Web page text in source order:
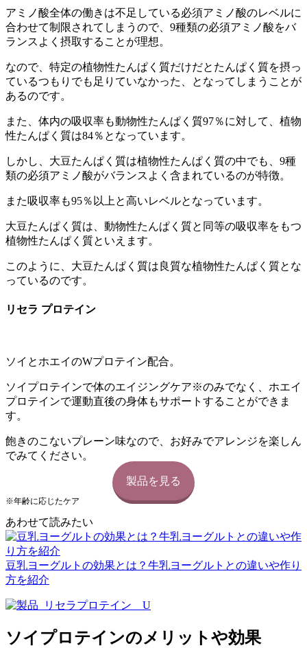
アミノ酸全体の働きは不足している必須アミノ酸のレベルに
合わせて制限されてしまうので、9種類の必須アミノ酸をバ
ランスよく摂取することが理想。
なので、特定の植物性たんぱく質だけだとたんぱく質を摂っ
ているつもりでも足りていなかった、となってしまうことが
あるのです。
また、体内の吸収率も動物性たんぱく質97％に対して、植物
性たんぱく質は84％ となっています。
しかし、大豆たんぱく質は植物性たんぱく質の中でも、9種
類の必須アミノ酸がバランスよく含まれているのが特徴。
また吸収率も95％以上 と高いレベルとなっています。
大豆たんぱく質は、動物性たんぱく質と同等の吸収率をもつ
植物性たんぱく質といえます。
このように、大豆たんぱく質は良質な植物性たんぱく質とな
っているのです。
リセラ プロテイン
ソイとホエイのWプロテイン配合。
ソイプロテインで体のエイジングケア※のみでなく、ホエイ
プロテインで運動直後の身体もサポートすることができま
す。
飽きのこないプレーン味なので、お好みでアレンジを楽しん
でみてください。
製品を見る
※年齢に応じたケア
あわせて読みたい
豆乳ヨーグルトの効果とは？牛乳ヨーグルトとの違いや作り
方を紹介
ソイプロテインのメリットや効果